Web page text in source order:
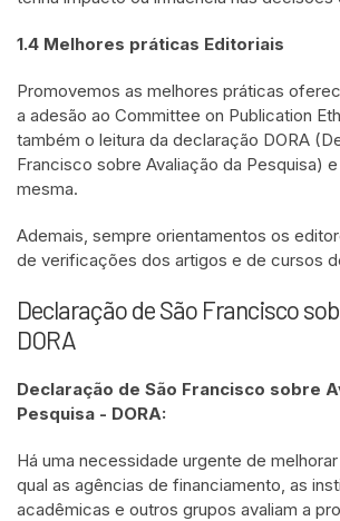
1.4 Melhores práticas Editoriais
Promovemos as melhores práticas
a adesão ao Committee on Publication
também o leitura da declaração DORA
Francisco sobre Avaliação da Pesquisa)
mesma.
Ademais, sempre orientamentos os
de verificações dos artigos e de cursos
Declaração de São Francisco
DORA
Declaração de São Francisco sobre
Pesquisa - DORA:
Há uma necessidade urgente de
qual as agências de financiamento, as
acadêmicas e outros grupos avaliam a